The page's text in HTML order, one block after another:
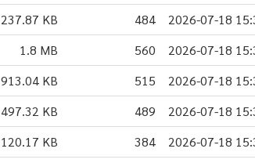
237.87 KB 484
2026-07-18
1.8 MB 560
2026-07-18
913.04 KB 515
2026-07-18
497.32 KB 489
2026-07-18
120.17 KB 384
2026-07-18